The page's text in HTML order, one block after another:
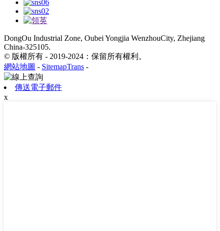
DongOu Industrial Zone, Oubei Yongjia WenzhouCity, Zhejiang
China-325105.
© 版權所有 - 2019-2024：保留所有權利。
網站地圖 - SitemapTrans -
傳送電子郵件
x